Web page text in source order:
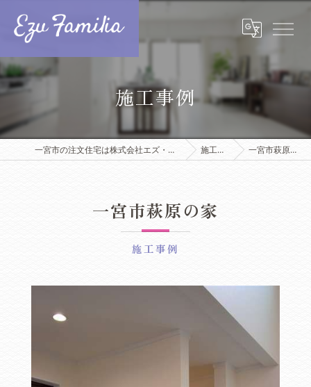
施工事例
一宮市の注文住宅は株式会社エズ・ファミリア 施工事例 一宮市萩原の家
施工事例
一宮市萩原の家